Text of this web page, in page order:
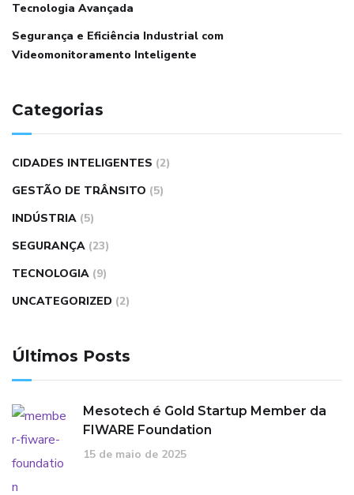
Tecnologia Avançada
Segurança e Eficiência Industrial com
Videomonitoramento Inteligente
Categorias
CIDADES INTELIGENTES (2)
GESTÃO DE TRÂNSITO (5)
INDÚSTRIA (5)
SEGURANÇA (23)
TECNOLOGIA (9)
UNCATEGORIZED (2)
Últimos Posts
Mesotech é Gold Startup Member da
FIWARE Foundation
15 de maio de 2025